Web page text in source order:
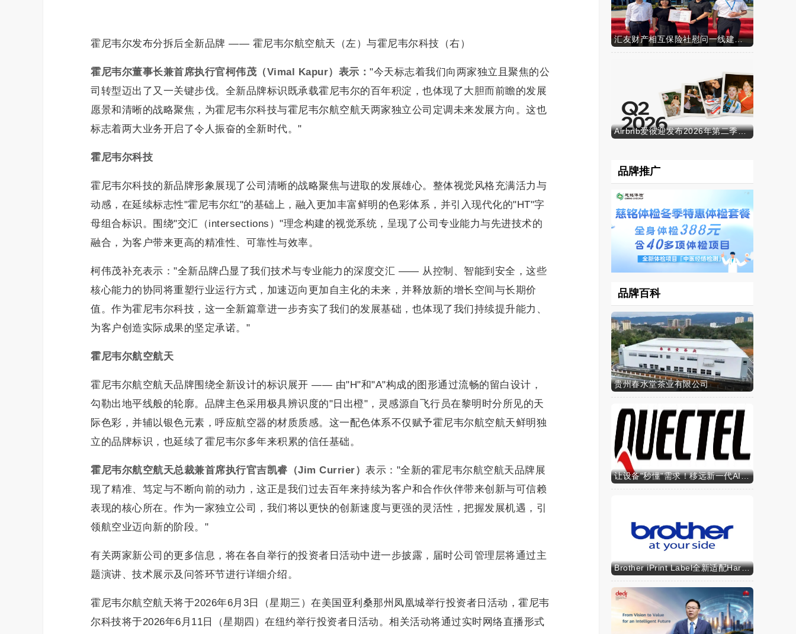
霍尼韦尔发布分拆后全新品牌 —— 霍尼韦尔航空航天（左）与霍尼韦尔科技（右）
霍尼韦尔董事长兼首席执行官柯伟茂（Vimal Kapur）表示： "今天标志着我们向两家独立且聚焦的公
司转型迈出了又一关键步伐。全新品牌标识既承载霍尼韦尔的百年积淀，也体现了大胆而前瞻的发展
愿景和清晰的战略聚焦，为霍尼韦尔科技与霍尼韦尔航空航天两家独立公司定调未来发展方向。这也
标志着两大业务开启了令人振奋的全新时代。"
霍尼韦尔科技
霍尼韦尔科技的新品牌形象展现了公司清晰的战略聚焦与进取的发展雄心。整体视觉风格充满活力与
动感，在延续标志性"霍尼韦尔红"的基础上，融入更加丰富鲜明的色彩体系，并引入现代化的"HT"字
母组合标识。围绕"交汇（intersections）"理念构建的视觉系统，呈现了公司专业能力与先进技术的
融合，为客户带来更高的精准性、可靠性与效率。
柯伟茂补充表示："全新品牌凸显了我们技术与专业能力的深度交汇 —— 从控制、智能到安全，这些
核心能力的协同将重塑行业运行方式，加速迈向更加自主化的未来，并释放新的增长空间与长期价
值。作为霍尼韦尔科技，这一全新篇章进一步夯实了我们的发展基础，也体现了我们持续提升能力、
为客户创造实际成果的坚定承诺。"
霍尼韦尔航空航天
霍尼韦尔航空航天品牌围绕全新设计的标识展开 —— 由"H"和"A"构成的图形通过流畅的留白设计，
勾勒出地平线般的轮廓。品牌主色采用极具辨识度的"日出橙"，灵感源自飞行员在黎明时分所见的天
际色彩，并辅以银色元素，呼应航空器的材质质感。这一配色体系不仅赋予霍尼韦尔航空航天鲜明独
立的品牌标识，也延续了霍尼韦尔多年来积累的信任基础。
霍尼韦尔航空航天总裁兼首席执行官吉凯睿（Jim Currier） 表示："全新的霍尼韦尔航空航天品牌展
现了精准、笃定与不断向前的动力，这正是我们过去百年来持续为客户和合作伙伴带来创新与可信赖
表现的核心所在。作为一家独立公司，我们将以更快的创新速度与更强的灵活性，把握发展机遇，引
领航空业迈向新的阶段。"
有关两家新公司的更多信息，将在各自举行的投资者日活动中进一步披露，届时公司管理层将通过主
题演讲、技术展示及问答环节进行详细介绍。
霍尼韦尔航空航天将于2026年6月3日（星期三）在美国亚利桑那州凤凰城举行投资者日活动，霍尼韦
尔科技将于2026年6月11日（星期四）在纽约举行投资者日活动。相关活动将通过实时网络直播形式
汇友财产相互保险社慰问一线建筑工人
Airbnb爱彼迎发布2026年第二季度财务业绩
品牌推广
品牌百科
贵州春水堂茶业有限公司
让设备"秒懂"需求！移远新一代AI算力智能模组SH603FC硬核来袭
Brother iPrint Label全新适配HarmonyOS NEXT，标识标记体验再升级